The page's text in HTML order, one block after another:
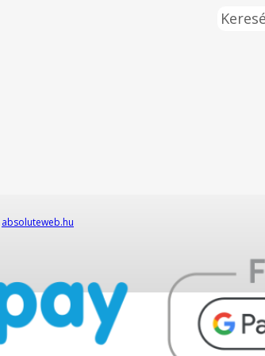
Keresés
absoluteweb.hu